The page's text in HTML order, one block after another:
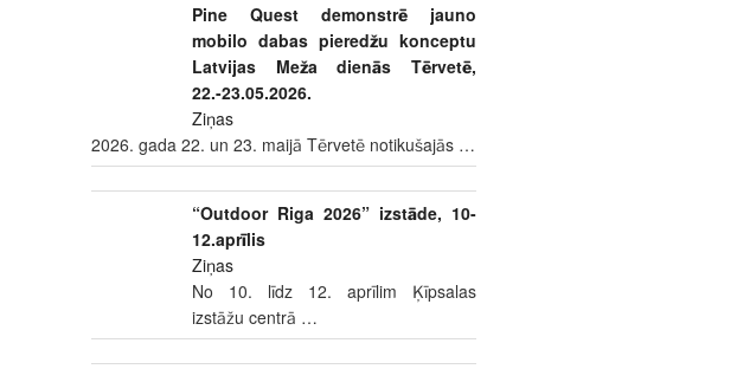
Pine Quest demonstrē jauno
mobilo dabas pieredžu konceptu
Latvijas Meža dienās Tērvetē,
22.-23.05.2026.
Ziņas
2026. gada 22. un 23. maijā Tērvetē notikušajās …
“Outdoor Riga 2026” izstāde, 10-
12.aprīlis
Ziņas
No 10. līdz 12. aprīlim Ķīpsalas
izstāžu centrā …